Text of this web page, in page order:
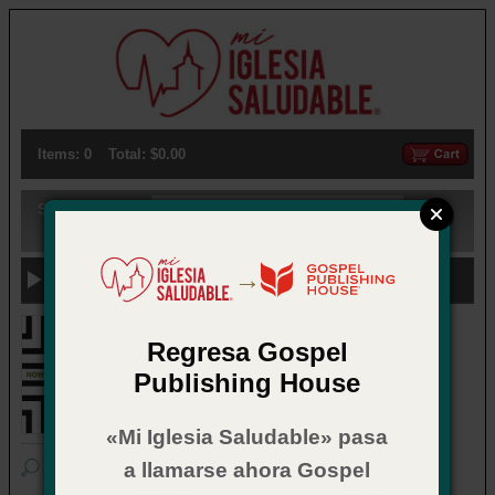
Items: 0 Total: $0.00
Search:
Previous Categories
¡Ahorre 30% o más descargando ahora a
→
Regresa Gospel
Publishing House
«Mi Iglesia Saludable» pasa
a llamarse ahora Gospel